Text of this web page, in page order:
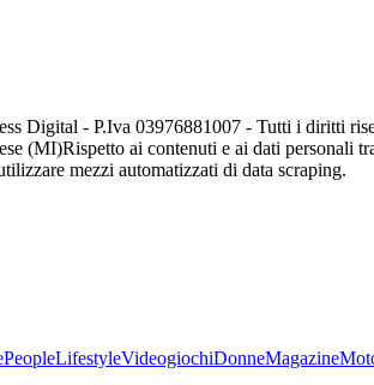
Digital - P.Iva 03976881007 - Tutti i diritti
(MI)Rispetto ai contenuti e ai dati personali
mezzi automatizzati di data scraping.
PeopleLifestyleVideogiochiDonneMagazine